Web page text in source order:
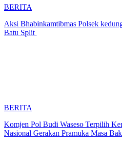
BERITA
Aksi Bhabinkamtibmas Polsek
Batu Split
BERITA
Komjen Pol Budi Waseso Terpilih
Nasional Gerakan Pramuka Masa